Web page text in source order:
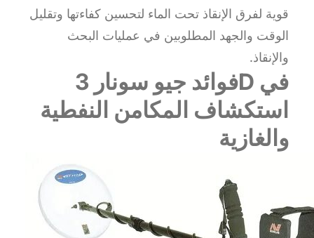
قوية لفرق الإنقاذ تحت الماء لتحسين كفاءتها وتقليل
الوقت والجهد المطلوبين في عمليات البحث
والإنقاذ.
فوائد جيو سونار 3D في
استكشاف المكامن النفطية
والغازية